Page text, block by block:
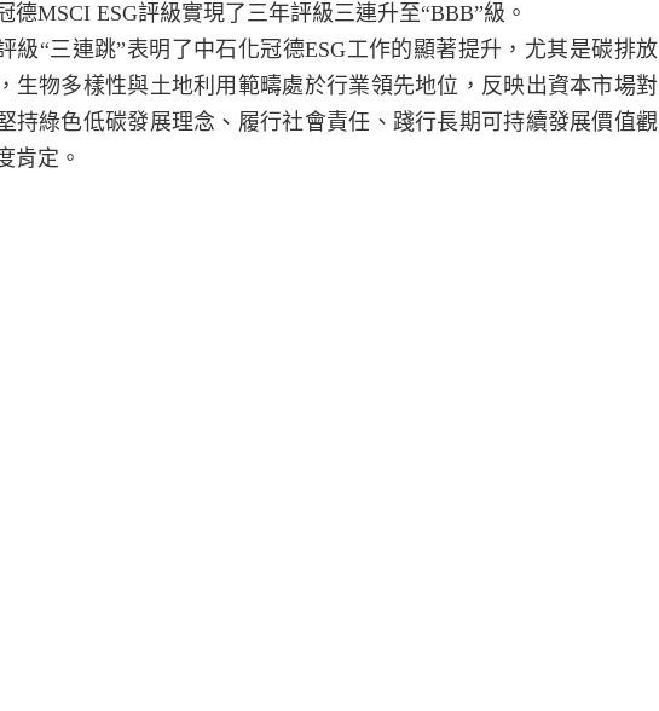
德MSCI ESG評級實現了三年評級三連升至“BBB”級。
級“三連跳”表明了中石化冠德ESG工作的顯著提升，尤其是碳排放
生物多樣性與土地利用範疇處於行業領先地位，反映出資本市場對
持綠色低碳發展理念、履行社會責任、踐行長期可持續發展價值觀
肯定。